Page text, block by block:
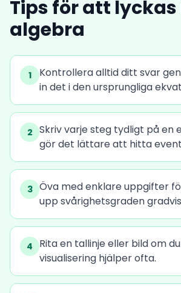
Tips för att
algebra
1
Kontrollera alltid ditt svar
in det i den ursprungliga
2 Skriv varje steg tydligt på en
gör det lättare att hitta
3 Öva med enklare uppgifter
upp svårighetsgraden
4
Rita en tallinje eller bild om
visualisering hjälper ofta.